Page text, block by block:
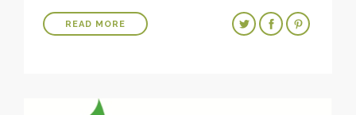
READ MORE